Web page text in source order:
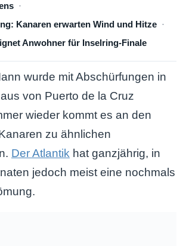
Kanaren erwarten Wind und Hitze
Anwohner für Inselring-Finale
wurde mit Abschürfungen in
von Puerto de la Cruz
wieder kommt es an den
zu ähnlichen
Der Atlantik hat ganzjährig, in
jedoch meist eine nochmals